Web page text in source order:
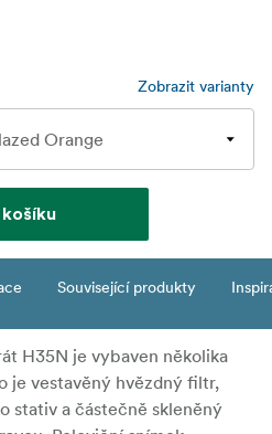
Zobrazit varianty
Související produkty
H35N je vybaven několika
je vestavěný hvězdný filtr,
stativ a částečně skleněný